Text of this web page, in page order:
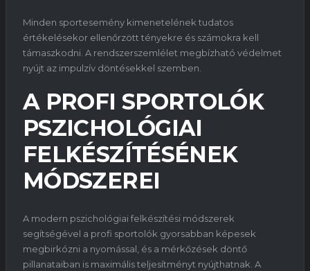
Minden sportesemény kimenetelének tudatos
értékelésekor ellenőrzött tényekre és számokra kell
támaszkodni. A rendszerszemlélet megbízható védelmet
nyújt az impulzív döntésekkel szemben.
A PROFI SPORTOLÓK
PSZICHOLÓGIAI
FELKÉSZÍTÉSÉNEK
MÓDSZEREI
A modern pszichológiai felkészítési módszerek
segítségével a profi sportolók gyorsabban képesek
megbirkózni a nyomással, és a mérkőzések döntő
pillanataiban is maximális teljesítményt nyújthatnak. A